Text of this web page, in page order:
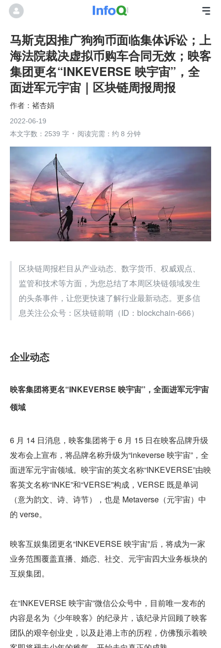
马斯克因推广狗狗币面临集体诉讼；上
海法院裁决虚拟币购车合同无效；映客
集团更名“INKEVERSE 映宇宙”，全
面进军元宇宙｜区块链周报周报
褚杏娟
2022-06-19
本文字数：2539 字
阅读完需：约 8 分钟
区块链周报栏目从产业动态、数字货币、权威观点、
监管和技术等方面，为您总结了本周区块链领域发生
的头条事件，让您更快速了解行业最新动态。更多信
息关注公众号：区块链前哨（ID：blockchain-666）
企业动态
映客集团将更名“INKEVERSE 映宇宙”，全面进军元宇宙
领域
6 月 14 日消息，映客集团将于 6 月 15 日在映客品牌升级
发布会上宣布，将品牌名称升级为“inkeverse 映宇宙”，全
面进军元宇宙领域。映宇宙的英文名称“INKEVERSE”由映
客英文名称“INKE”和“VERSE”构成，VERSE 既是单词
（意为韵文、诗、诗节），也是 Metaverse（元宇宙）中
的 verse。
映客互娱集团更名“INKEVERSE 映宇宙”后，将成为一家
业务范围覆盖直播、婚恋、社交、元宇宙四大业务板块的
互娱集团。
在“INKEVERSE 映宇宙”微信公众号中，目前唯一发布的
内容是名为《少年映客》的纪录片，该纪录片回顾了映客
团队的艰辛创业史，以及赴港上市的历程，仿佛预示着映